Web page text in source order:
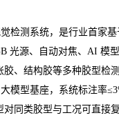
检测系统，是行业首家
光源、自动对焦、AI 模
胶、结构胶等多种胶型检
模型基座，系统标注率
对同类胶型与工况可直接